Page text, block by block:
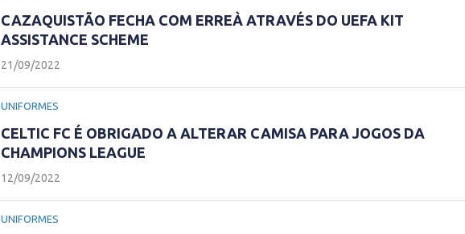
CAZAQUISTÃO FECHA COM ERREÀ ATRAVÉS DO UEFA KIT
ASSISTANCE SCHEME
21/09/2022
UNIFORMES
CELTIC FC É OBRIGADO A ALTERAR CAMISA PARA JOGOS DA
CHAMPIONS LEAGUE
12/09/2022
UNIFORMES